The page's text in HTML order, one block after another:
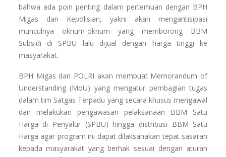
bahwa ada poin penting dalam pertemuan dengan BPH
Migas dan Kepolisian, yakni akan mengantisipasi
munculnya oknum-oknum yang memborong BBM
Subsidi di SPBU lalu dijual dengan harga tinggi ke
masyarakat.
BPH Migas dan POLRI akan membuat Memorandum of
Understanding (MoU) yang mengatur pembagian tugas
dalam tim Satgas Terpadu yang secara khusus mengawal
dan melakukan pengawasan pelaksanaan BBM Satu
Harga di Penyalur (SPBU) hingga distribusi BBM Satu
Harga agar program ini dapat dilaksanakan tepat sasaran
kepada masyarakat yang berhak sesuai dengan aturan